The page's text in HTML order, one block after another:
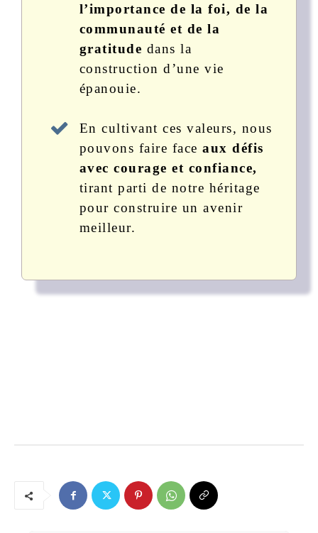
l’importance de la foi, de la
communauté et de la
gratitude dans la
construction d’une vie
épanouie.
En cultivant ces valeurs, nous
pouvons faire face aux défis
avec courage et confiance,
tirant parti de notre héritage
pour construire un avenir
meilleur.